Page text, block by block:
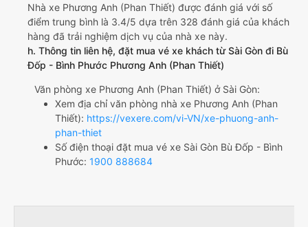
Nhà xe Phương Anh (Phan Thiết) được đánh giá với số
điểm trung bình là 3.4/5 dựa trên 328 đánh giá của khách
hàng đã trải nghiệm dịch vụ của nhà xe này.
h. Thông tin liên hệ, đặt mua vé xe khách từ Sài Gòn đi Bù
Đốp - Bình Phước Phương Anh (Phan Thiết)
Văn phòng xe Phương Anh (Phan Thiết) ở Sài Gòn:
Xem địa chỉ văn phòng nhà xe Phương Anh (Phan
Thiết): https://vexere.com/vi-VN/xe-phuong-anh-
phan-thiet
Số điện thoại đặt mua vé xe Sài Gòn Bù Đốp - Bình
Phước: 1900 888684